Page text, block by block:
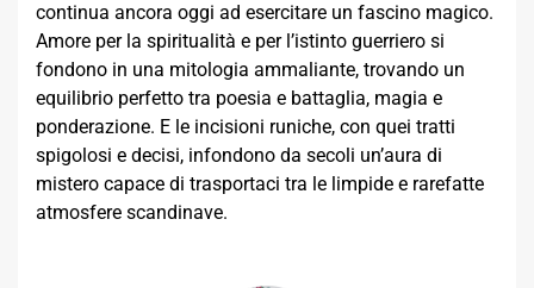
continua ancora oggi ad esercitare un fascino magico.
Amore per la spiritualità e per l’istinto guerriero si
fondono in una mitologia ammaliante, trovando un
equilibrio perfetto tra poesia e battaglia, magia e
ponderazione. E le incisioni runiche, con quei tratti
spigolosi e decisi, infondono da secoli un’aura di
mistero capace di trasportaci tra le limpide e rarefatte
atmosfere scandinave.